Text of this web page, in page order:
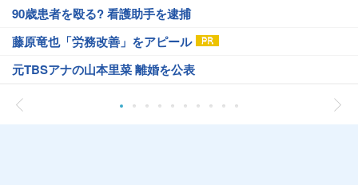
90歳患者を殴る? 看護助手を逮捕
藤原竜也「労務改善」をアピール
元TBSアナの山本里菜 離婚を公表